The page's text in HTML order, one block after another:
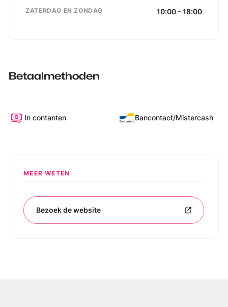
ZATERDAG EN ZONDAG 10:00 - 18:00
Betaalmethoden
In contanten Bancontact/Mistercash
MEER WETEN
Bezoek de website